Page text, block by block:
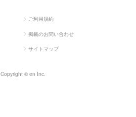
ご利用規約
掲載のお問い合わせ
サイトマップ
Copyright © en Inc.